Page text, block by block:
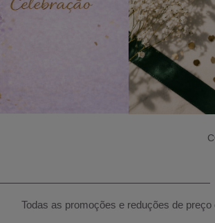
Todas as promoções e reduções de